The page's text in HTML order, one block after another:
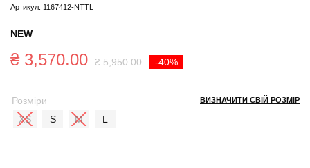
Артикул: 1167412-NTTL
NEW
-40%
₴5,950.00
Оригінальна
₴ 5,950.00.
₴3,570.00
Поточна
₴ 3,570.00.
ВИЗНАЧИТИ СВІЙ РОЗМІР
Розміри
XS
S M L